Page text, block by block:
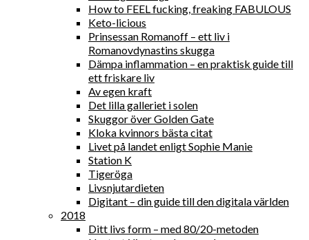
How to FEEL fucking, freaking FABULOUS
Keto-licious
Prinsessan Romanoff – ett liv i
Romanovdynastins skugga
Dämpa inflammation – en praktisk guide till
ett friskare liv
Av egen kraft
Det lilla galleriet i solen
Skuggor över Golden Gate
Kloka kvinnors bästa citat
Livet på landet enligt Sophie Manie
Station K
Tigeröga
Livsnjutardieten
Digitant – din guide till den digitala världen
2018
Ditt livs form – med 80/20-metoden